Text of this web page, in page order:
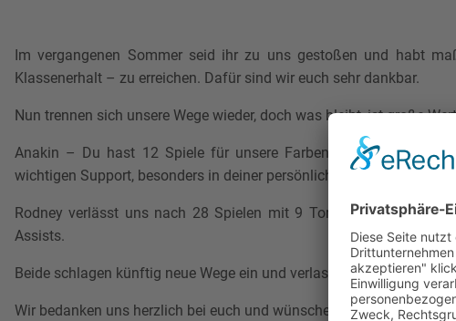
Im vergangenen Sommer seid ihr zu uns gestoßen und habt
Klassenerhalt – zu erreichen. Dafür sind wir euch sehr dankbar.
Nun trennen sich unsere Wege wieder, doch was bleibt, ist große
Anakin – Du hast 12 Spiele für unsere Farben absolviert. Danke
wichtigen Support, besonders in deiner persönlich schwierigste Zeit,
Rodney verlässt uns nach 28 Spielen mit 9 Toren und 2 Assists.
Assists.
Beide schlagen künftig neue Wege ein und verlassen die Soccer
Wir bedanken uns herzlich bei euch und wünschen euch für eure